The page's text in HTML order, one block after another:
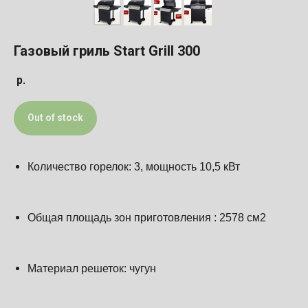
Газовый гриль Start Grill 300
р.
Out of stock
Количество горелок: 3, мощность 10,5 кВт
Общая площадь зон приготовления : 2578 см2
Материал решеток: чугун